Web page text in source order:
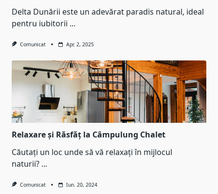
Delta Dunării este un adevărat paradis natural, ideal
pentru iubitorii ...
Comunicat Apr. 2, 2025
Relaxare și Răsfăț la Câmpulung Chalet
Căutați un loc unde să vă relaxați în mijlocul
naturii? ...
Comunicat Iun. 20, 2024